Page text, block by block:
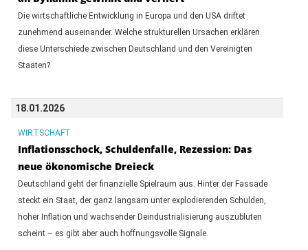
Die wirtschaftliche Entwicklung in Europa und den USA driftet
zunehmend auseinander. Welche strukturellen Ursachen erklären
diese Unterschiede zwischen Deutschland und den Vereinigten
Staaten?
18.01.2026
WIRTSCHAFT
Inflationsschock, Schuldenfalle, Rezession: Das
neue ökonomische Dreieck
Deutschland geht der finanzielle Spielraum aus. Hinter der Fassade
steckt ein Staat, der ganz langsam unter explodierenden Schulden,
hoher Inflation und wachsender Deindustrialisierung auszubluten
scheint – es gibt aber auch hoffnungsvolle Signale.